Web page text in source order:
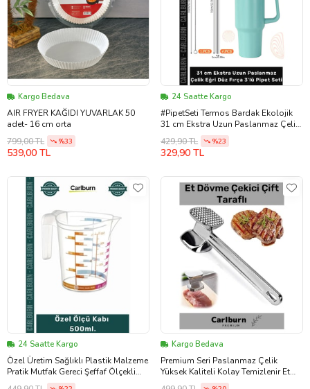
Kargo Bedava
AIR FRYER KAĞIDI YUVARLAK 50
adet- 16 cm orta
799,00 TL
%33
539,00 TL
24 Saatte Kargo
#PipetSeti Termos Bardak Ekolojik
31 cm Ekstra Uzun Paslanmaz Çelik
Eğri Düz Fırça 3'lü Pipet Seti
429,90 TL %23
329,90 TL
24 Saatte Kargo
Özel Üretim Sağlıklı Plastik Malzeme
Pratik Mutfak Gereci Şeffaf Ölçekli
Özel Ölçü Kabı 500ml
Kargo Bedava
Premium Seri Paslanmaz Çelik
Yüksek Kaliteli Kolay Temizlenir Et
Dövme Çekici Çift Taraflı